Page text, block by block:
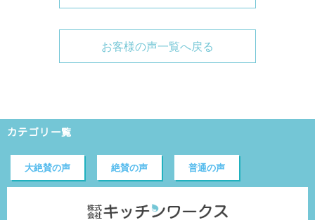
お客様の声一覧へ戻る
カテゴリ一覧
大絶賛の声 絶賛の声 普通の声